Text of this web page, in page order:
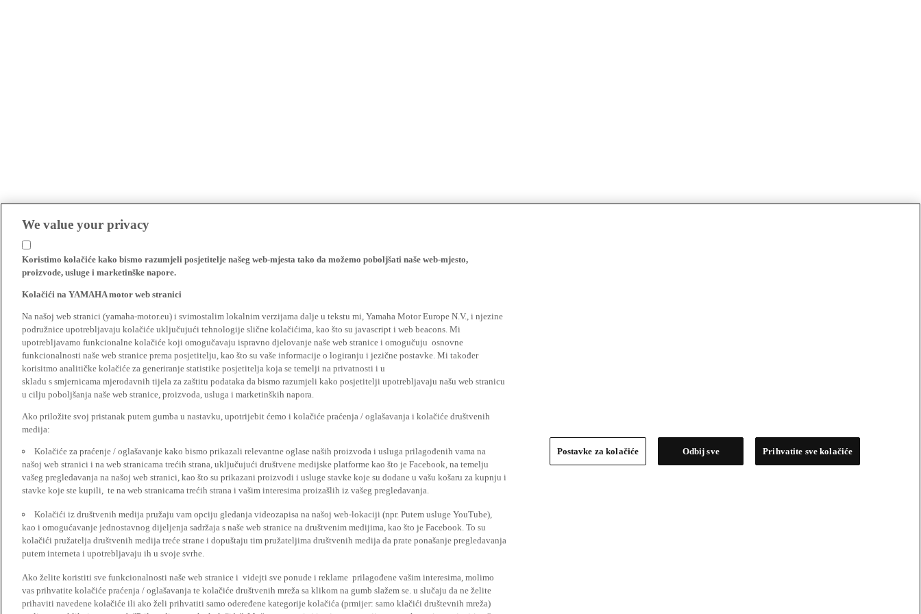
We value your privacy
Koristimo kolačiće kako bismo razumjeli posjetitelje našeg web-mjesta tako da možemo poboljšati naše web-mjesto,
proizvode, usluge i marketinške napore.
Kolačići na YAMAHA motor web stranici
Na našoj web stranici (yamaha-motor.eu) i svimostalim lokalnim verzijama dalje u tekstu mi, Yamaha Motor Europe N.V., i njezine
podružnice upotrebljavaju kolačiće uključujući tehnologije slične kolačićima, kao što su javascript i web beacons. Mi
upotrebljavamo funkcionalne kolačiće koji omogučavaju ispravno djelovanje naše web stranice i omogučuju osnovne
funkcionalnosti naše web stranice prema posjetitelju, kao što su vaše informacije o logiranju i jezične postavke. Mi također
korisitmo analitičke kolačiće za generiranje statistike posjetitelja koja se temelji na privatnosti i u
skladu s smjernicama mjerodavnih tijela za zaštitu podataka da bismo razumjeli kako posjetitelji upotrebljavaju našu web stranicu
u cilju poboljšanja naše web stranice, proizvoda, usluga i marketinških napora.
Ako priložite svoj pristanak putem gumba u nastavku, upotrijebit ćemo i kolačiće praćenja / oglašavanja i kolačiće društvenih
medija:
Kolačiće za praćenje / oglašavanje kako bismo prikazali relevantne oglase naših proizvoda i usluga prilagođenih vama na
našoj web stranici i na web stranicama trećih strana, uključujući društvene medijske platforme kao što je Facebook, na temelju
vašeg pregledavanja na našoj web stranici, kao što su prikazani proizvodi i usluge stavke koje su dodane u vašu košaru za kupnju i
stavke koje ste kupili, te na web stranicama trećih strana i vašim interesima proizašlih iz vašeg pregledavanja.
Kolačići iz društvenih medija pružaju vam opciju gledanja videozapisa na našoj web-lokaciji (npr. Putem usluge YouTube),
kao i omogućavanje jednostavnog dijeljenja sadržaja s naše web stranice na društvenim medijima, kao što je Facebook. To su
kolačići pružatelja društvenih medija treće strane i dopuštaju tim pružateljima društvenih medija da prate ponašanje pregledavanja
putem interneta i upotrebljavaju ih u svoje svrhe.
Ako želite koristiti sve funkcionalnosti naše web stranice i videjti sve ponude i reklame prilagođene vašim interesima, molimo
vas prihvatite kolačiće praćenja / oglašavanja te kolačiće društvenih mreža sa klikom na gumb slažem se. u slučaju da ne želite
prihaviti navedene kolačiće ili ako želi prihvatiti samo odeređene kategorije kolačića (prmijer: samo klačići društevnih mreža)
Postavke za kolačiće Odbij sve Prihvatite sve kolačiće